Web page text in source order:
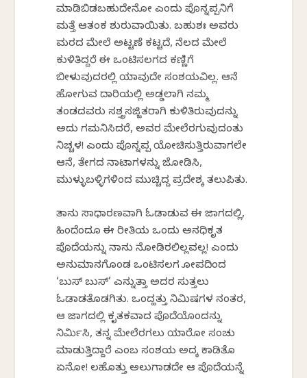
ಮಾಡಿಬಿಡಬಹುದೇನೋ ಎಂದು ಪೊನ್ನಪ್ಪನಿಗೆ
ಮತ್ತೆ ಆತಂಕ ಶುರುವಾಯಿತು. ಬಹುಶಃ ಅವರು
ಮರದ ಮೇಲೆ ಅಟ್ಟಣೆ ಕಟ್ಟದೆ, ನೆಲದ ಮೇಲೆ
ಕುಳಿತಿದ್ದರೆ ಈ ಒಂಟಿಸಲಗದ ಕಣ್ಣಿಗೆ
ಬೀಳುವುದರಲ್ಲಿ ಯಾವುದೇ ಸಂಶಯವಿಲ್ಲ. ಆನೆ
ಹೋಗುವ ದಾರಿಯಲ್ಲಿ ಅಡ್ಡಲಾಗಿ ನಮ್ಮ
ತಂಡದವರು ಸಶ್ತ್ರಸಜ್ಜಿತರಾಗಿ ಕುಳಿತಿರುವುದನ್ನು
ಅದು ಗಮನಿಸಿದರೆ, ಅವರ ಮೇಲೆರಗುವುದಂತು
ನಿಚ್ಚಳ! ಎಂದು ಪೊನ್ನಪ್ಪ ಯೋಚಿಸುತ್ತಿರುವಾಗಲೇ
ಆನೆ, ತೇಗದ ನಾಟಾಗಳನ್ನು ಜೋಡಿಸಿ,
ಮುಳ್ಳುಬಳ್ಳಿಗಳಿಂದ ಮುಚ್ಚಿದ್ದ ಪ್ರದೇಶಕ್ಕೆ ತಲುಪಿತು.
ತಾನು ಸಾಧಾರಣವಾಗಿ ಓಡಾಡುವ ಈ ಜಾಗದಲ್ಲಿ,
ಹಿಂದೆಂದೂ ಈ ರೀತಿಯ ಒಂದು ಅನಧಿಕೃತ
ಪೊದೆಯನ್ನು ನಾನು ನೋಡಿರಲಿಲ್ಲವಲ್ಲ! ಎಂದು
ಅನುಮಾನಗೊಂಡ ಒಂಟಿಸಲಗ ಕೋಪದಿಂದ
‘ಬುಸ್ ಬುಸ್’ ಎನ್ನುತ್ತಾ ಅದರ ಸುತ್ತಲು
ಓಡಾಡತೊಡಗಿತು. ಒಂದ್ಹತ್ತು ನಿಮಿಷಗಳ ನಂತರ,
ಆ ಜಾಗದಲ್ಲಿ ಕೃತಕವಾದ ಪೊದೆಯೊಂದನ್ನು
ನಿರ್ಮಿಸಿ, ತನ್ನ ಮೇಲೆರಗಲು ಯಾರೋ ಸಂಚು
ಮಾಡುತ್ತಿದ್ದಾರೆ ಎಂಬ ಸಂಶಯ ಅದಕ್ಕೆ ಕಾಡಿತೊ
ಏನೋ! ಕೆಲಹೊತ್ತು ಅಲುಗಾಡದೇ ಆ ಪೊದೆಯನ್ನೆ